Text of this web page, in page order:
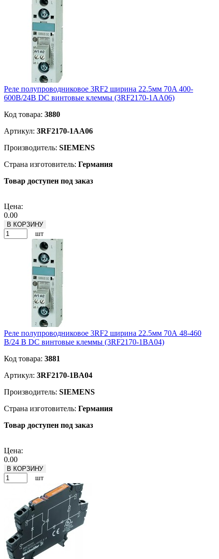
Реле полупроводниковое 3RF2 ширина 22.5мм 70A 400-
600В/24В DC винтовые клеммы (3RF2170-1AA06)
Код товара: 3880
Артикул: 3RF2170-1AA06
Производитель: SIEMENS
Страна изготовитель: Германия
Товар доступен под заказ
Цена:
0.00
В КОРЗИНУ
шт
Реле полупроводниковое 3RF2 ширина 22.5мм 70А 48-460
В/24 В DC винтовые клеммы (3RF2170-1BA04)
Код товара: 3881
Артикул: 3RF2170-1BA04
Производитель: SIEMENS
Страна изготовитель: Германия
Товар доступен под заказ
Цена:
0.00
В КОРЗИНУ
шт